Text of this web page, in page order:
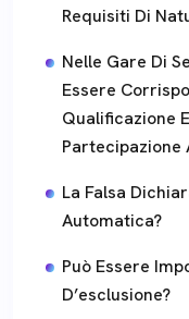
Requisiti Di
Nelle Gare Di
Essere
Qualificazione
Partecipazione
La Falsa
Automatica?
Può Essere
D’esclusione?